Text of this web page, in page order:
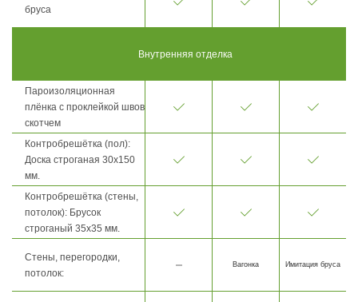
бруса
Внутренняя отделка
Пароизоляционная
плёнка с проклейкой швов
скотчем
Контробрешётка (пол):
Доска строганая 30х150
мм.
Контробрешётка (стены,
потолок): Брусок
строганый 35х35 мм.
Стены, перегородки,
потолок:
Вагонка Имитация бруса